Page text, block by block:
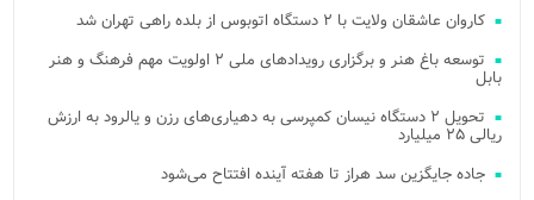
کاروان عاشقان ولایت با ۲ دستگاه اتوبوس از بلده راهی تهران شد
توسعه باغ هنر و برگزاری رویدادهای ملی ۲ اولویت مهم فرهنگ و هنر
بابل
تحویل ۲ دستگاه نیسان کمپرسی به دهیاری‌های رزن و یالرود به ارزش
ریالی ۲۵ میلیارد
جاده جایگزین سد هراز تا هفته آینده افتتاح می‌شود